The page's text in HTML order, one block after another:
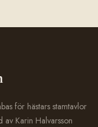
för hästars stamtavlor
Karin Halvarsson